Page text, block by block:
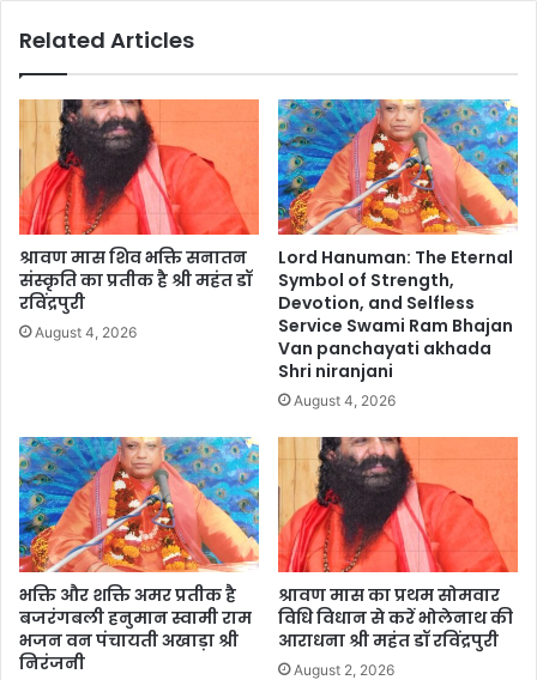
Related Articles
श्रावण मास शिव भक्ति सनातन
संस्कृति का प्रतीक है श्री महंत डॉ
रविंद्रपुरी
August 4, 2026
Lord Hanuman: The Eternal
Symbol of Strength,
Devotion, and Selfless
Service Swami Ram Bhajan
Van panchayati akhada
Shri niranjani
August 4, 2026
भक्ति और शक्ति अमर प्रतीक है
बजरंगबली हनुमान स्वामी राम
भजन वन पंचायती अखाड़ा श्री
निरंजनी
श्रावण मास का प्रथम सोमवार
विधि विधान से करें भोलेनाथ की
आराधना श्री महंत डॉ रविंद्रपुरी
August 2, 2026